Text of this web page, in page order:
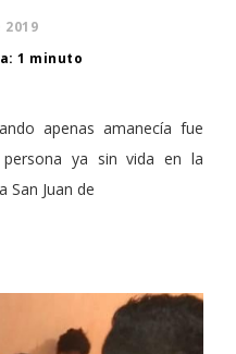
1 minuto
apenas amanecía fue
ya sin vida en la
San Juan de